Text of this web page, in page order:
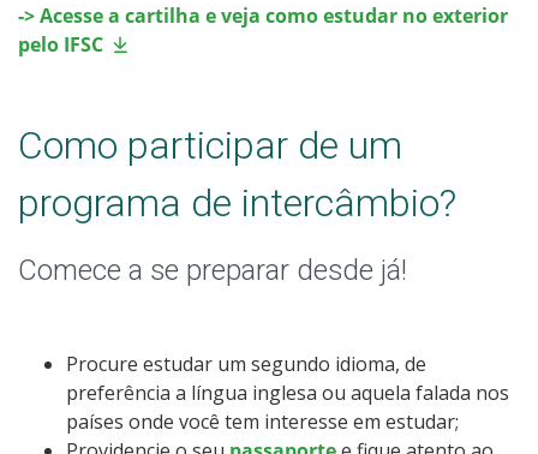
-> Acesse a cartilha e veja como estudar no exterior
pelo IFSC
Como participar de um
programa de intercâmbio?
Comece a se preparar desde já!
Procure estudar um segundo idioma, de
preferência a língua inglesa ou aquela falada nos
países onde você tem interesse em estudar;